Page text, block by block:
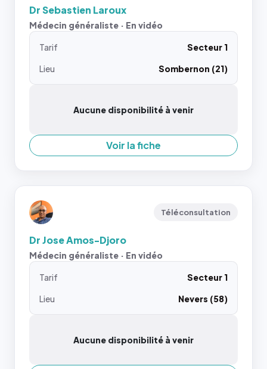
Dr Sebastien Laroux
Médecin généraliste · En vidéo
Tarif
Secteur 1
Lieu
Sombernon (21)
Aucune disponibilité à venir
Voir la fiche
Téléconsultation
Dr Jose Amos-Djoro
Médecin généraliste · En vidéo
Tarif
Secteur 1
Lieu
Nevers (58)
Aucune disponibilité à venir